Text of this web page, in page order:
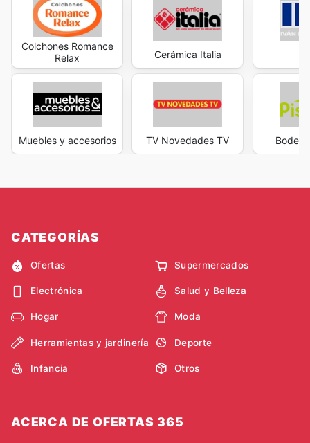
Colchones Romance
Relax
Muebles y accesorios
Cerámica Italia
TV Novedades TV
CATEGORÍAS
Ofertas Supermercados
Electrónica Salud y Belleza
Hogar Moda
Herramientas y jardinería Deporte
Infancia Otros
ACERCA DE OFERTAS 365